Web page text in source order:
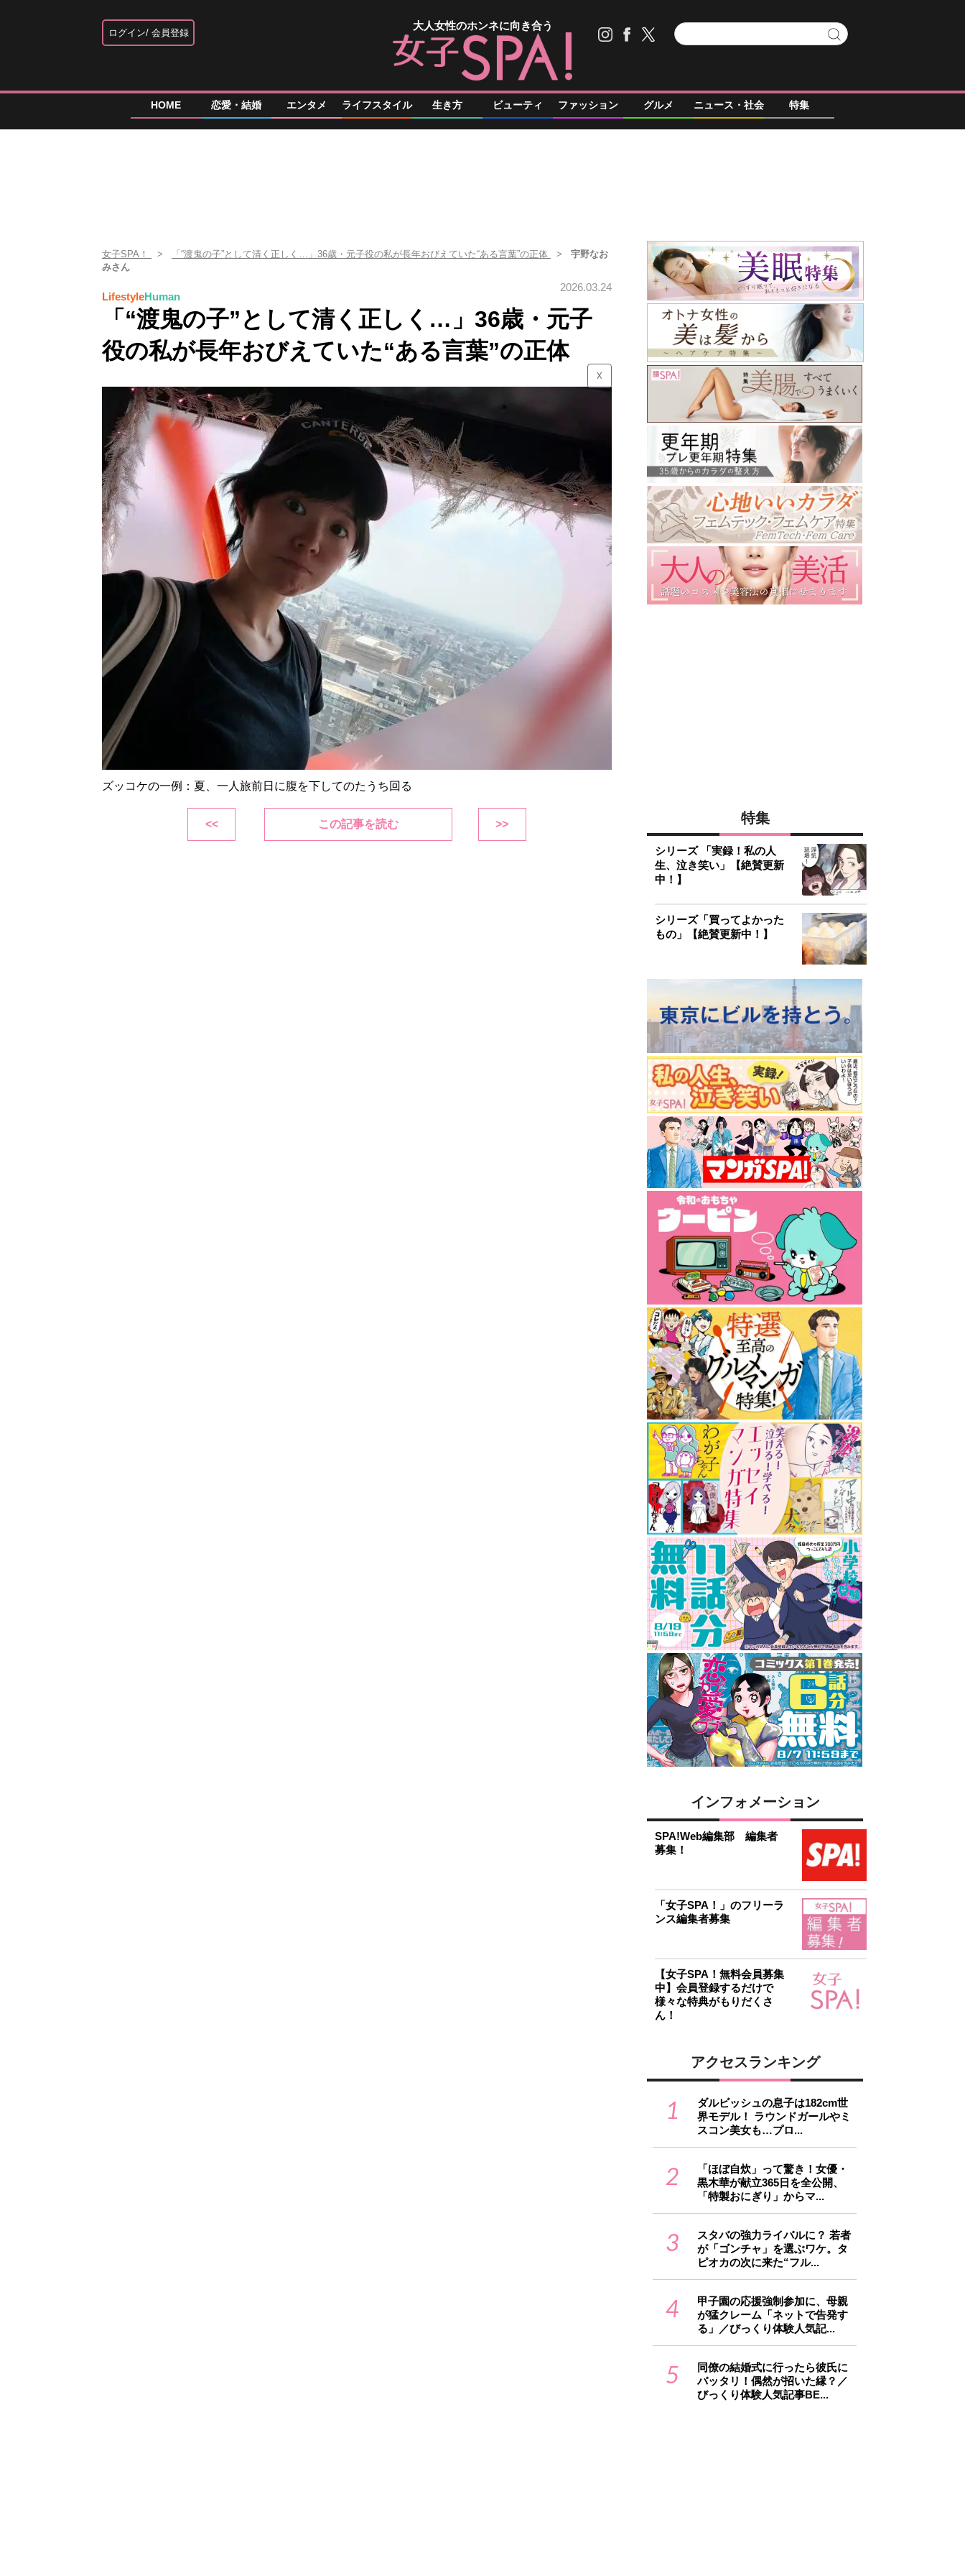
ログイン 会員登録
大人女性のホンネに向き合う
HOME 恋愛・結婚 エンタメ ライフスタイル 生き方 ビューティ ファッション グルメ ニュース・社会 特集
女子SPA！ 「“渡鬼の子”として清く正しく…」36歳・元子役の私が長年おびえていた“ある言葉”の正体
宇野なお
みさん
LifestyleHuman
2026.03.24
「“渡鬼の子”として清く正しく…」36歳・元子
役の私が長年おびえていた“ある言葉”の正体
☓
ズッコケの一例：夏、一人旅前日に腹を下してのたうち回る
<< この記事を読む >> 特集
シリーズ 「実録！私の人
生、泣き笑い」【絶賛更新
中！】
シリーズ「買ってよかった
もの」【絶賛更新中！】
インフォメーション
SPA!Web編集部 編集者
募集！
「女子SPA！」のフリーラ
ンス編集者募集
【女子SPA！無料会員募集
中】会員登録するだけで
様々な特典がもりだくさ
ん！
アクセスランキング
1
ダルビッシュの息子は182cm世
界モデル！ ラウンドガールやミ
スコン美女も…プロ...
2
「ほぼ自炊」って驚き！女優・
黒木華が献立365日を全公開、
「特製おにぎり」からマ...
3
スタバの強力ライバルに？ 若者
が「ゴンチャ」を選ぶワケ。タ
ピオカの次に来た“フル...
4
甲子園の応援強制参加に、母親
が猛クレーム「ネットで告発す
る」／びっくり体験人気記...
5
同僚の結婚式に行ったら彼氏に
バッタリ！偶然が招いた縁？／
びっくり体験人気記事BE...